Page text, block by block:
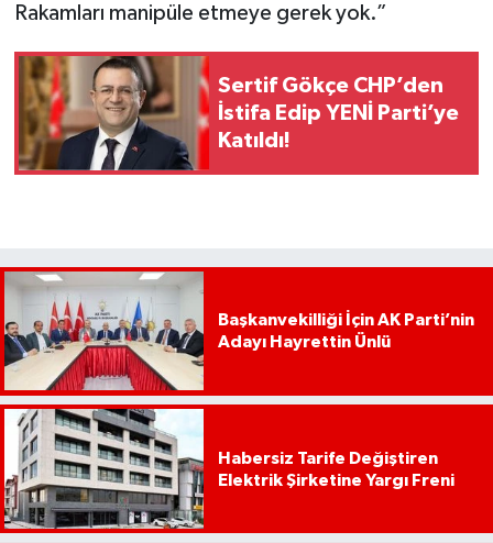
Rakamları manipüle etmeye gerek yok.”
Sertif Gökçe CHP’den
İstifa Edip YENİ Parti’ye
Katıldı!
Başkanvekilliği İçin AK Parti’nin
Adayı Hayrettin Ünlü
Habersiz Tarife Değiştiren
Elektrik Şirketine Yargı Freni